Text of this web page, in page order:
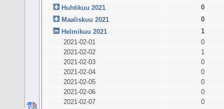
Huhtikuu 2021
0
Maaliskuu 2021
0
Helmikuu 2021
1
2021-02-01
0
2021-02-02
1
2021-02-03
0
2021-02-04
0
2021-02-05
0
2021-02-06
0
2021-02-07
0